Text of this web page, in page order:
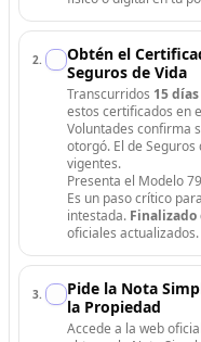
2.
Obtén el
Seguros de Vida
Transcurridos 15
estos certificados en
Voluntades confirma
otorgó. El de
vigentes.
Presenta el Modelo
Es un paso crítico
intestada. Finalizado
oficiales actualizados.
3.
Pide la Nota
la Propiedad
Accede a la web